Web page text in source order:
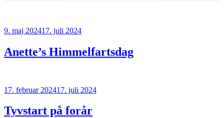
Udgivet
9. maj 202417. juli 2024
Anette’s Himmelfartsdag
Udgivet
17. februar 202417. juli 2024
Tyvstart på forår